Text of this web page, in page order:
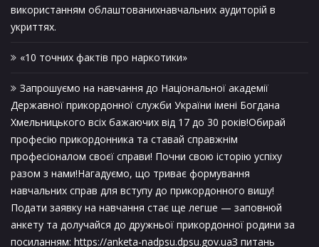
використанням облаштованихнавчальних аудиторій в
укриттях.
«10 точних фактів про наркотики»
Запрошуємо на навчання до Національної академії
Державної прикордонної служби України імені Богдана
Хмельницького всіх бажаючих від 17 до 30 років!Обирай
професію прикордонника та ставай справжнім
професіоналом своєї справи! Почни свою історію успіху
разом з нами!Нагадуємо, що триває формування
навчальних справ для вступу до прикордонного вишу!
Подати заявку на навчання стає ще легше — заповнюй
анкету та долучайся до дружньої прикордонної родини за
посиланням: https://anketa-nadpsu.dpsu.gov.uaЗ питань